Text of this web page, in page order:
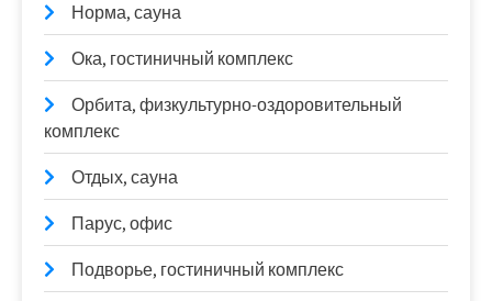
Норма, сауна
Ока, гостиничный комплекс
Орбита, физкультурно-оздоровительный
комплекс
Отдых, сауна
Парус, офис
Подворье, гостиничный комплекс